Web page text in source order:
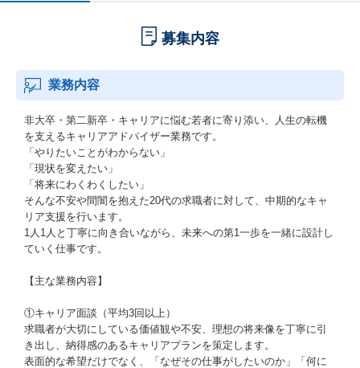
募集内容
業務内容
非大卒・第二新卒・キャリアに悩む若者に寄り添い、人生の転機
を支えるキャリアアドバイザー業務です。
「やりたいことがわからない」
「現状を変えたい」
「将来にわくわくしたい」
そんな不安や間闇を抱えた20代の求職者に対して、中期的なキャ
リア支援を行います。
1人1人と丁寧に向き合いながら、未来への第1一歩を一緒に設計し
ていく仕事です。
【主な業務内容】
①キャリア面談（平均3回以上）
求職者が大切にしている価値観や不安、理想の将来像を丁寧に引
き出し、納得感のあるキャリアプランを策定します。
表面的な希望だけでなく、「なぜその仕事がしたいのか」「何に